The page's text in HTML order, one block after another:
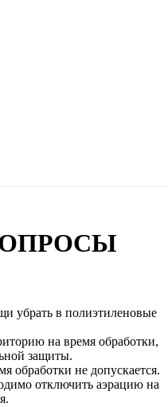
убрать в полиэтиленовые
на время обработки,
защиты.
обработки не допускается.
отключить аэрацию на